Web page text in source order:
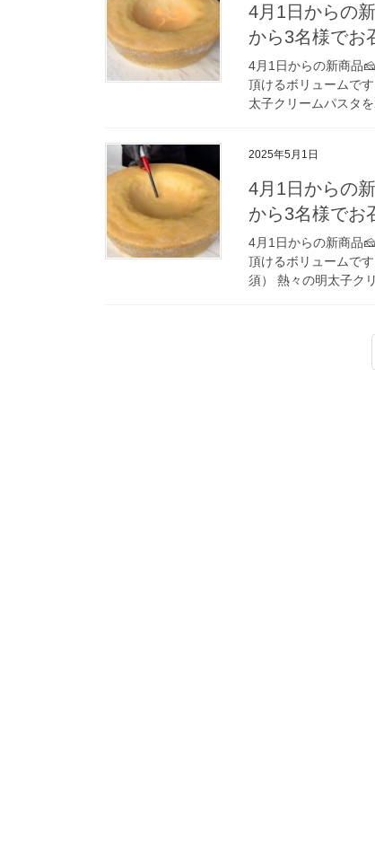
4月1日からの
から3名様でお
4月1日からの新商品
頂けるボリュームで
太子クリームパスタ
2025年5月1日
4月1日からの
から3名様でお
4月1日からの新商品
頂けるボリュームで
須） 熱々の明太子ク